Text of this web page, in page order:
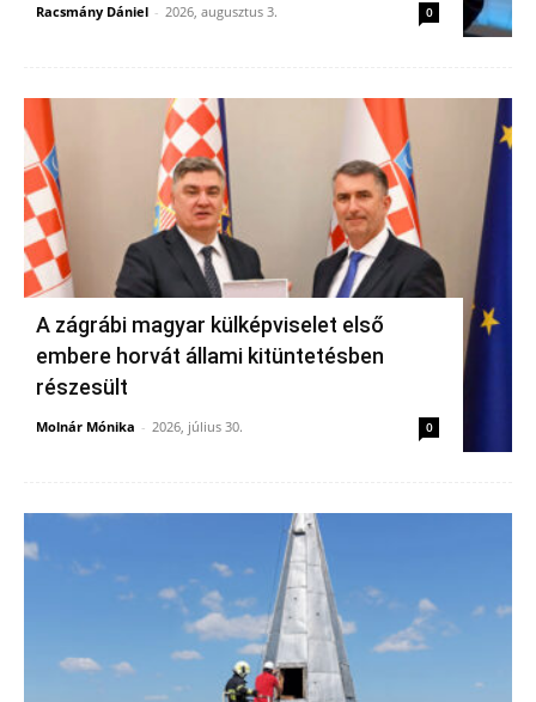
Racsmány Dániel - 2026, augusztus 3. 0
A zágrábi magyar külképviselet első
embere horvát állami kitüntetésben
részesült
Molnár Mónika - 2026, július 30. 0